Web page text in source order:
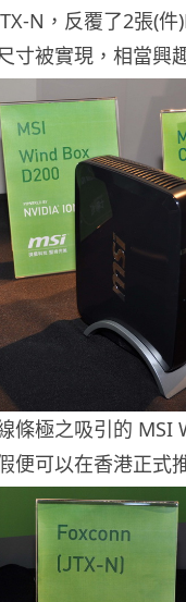
N，反覆了2張(
寸被實現，相當興
條極之吸引的 MSI
便可以在香港正式